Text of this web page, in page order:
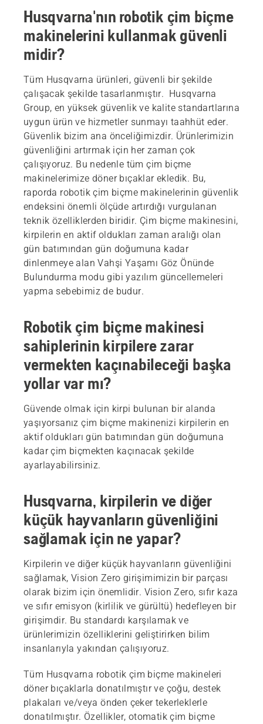
Husqvarna'nın robotik çim biçme
makinelerini kullanmak güvenli
midir?
Tüm Husqvarna ürünleri, güvenli bir şekilde
çalışacak şekilde tasarlanmıştır. Husqvarna
Group, en yüksek güvenlik ve kalite standartlarına
uygun ürün ve hizmetler sunmayı taahhüt eder.
Güvenlik bizim ana önceliğimizdir. Ürünlerimizin
güvenliğini artırmak için her zaman çok
çalışıyoruz. Bu nedenle tüm çim biçme
makinelerimize döner bıçaklar ekledik. Bu,
raporda robotik çim biçme makinelerinin güvenlik
endeksini önemli ölçüde artırdığı vurgulanan
teknik özelliklerden biridir. Çim biçme makinesini,
kirpilerin en aktif oldukları zaman aralığı olan
gün batımından gün doğumuna kadar
dinlenmeye alan Vahşi Yaşamı Göz Önünde
Bulundurma modu gibi yazılım güncellemeleri
yapma sebebimiz de budur.
Robotik çim biçme makinesi
sahiplerinin kirpilere zarar
vermekten kaçınabileceği başka
yollar var mı?
Güvende olmak için kirpi bulunan bir alanda
yaşıyorsanız çim biçme makinenizi kirpilerin en
aktif oldukları gün batımından gün doğumuna
kadar çim biçmekten kaçınacak şekilde
ayarlayabilirsiniz.
Husqvarna, kirpilerin ve diğer
küçük hayvanların güvenliğini
sağlamak için ne yapar?
Kirpilerin ve diğer küçük hayvanların güvenliğini
sağlamak, Vision Zero girişimimizin bir parçası
olarak bizim için önemlidir. Vision Zero, sıfır kaza
ve sıfır emisyon (kirlilik ve gürültü) hedefleyen bir
girişimdir. Bu standardı karşılamak ve
ürünlerimizin özelliklerini geliştirirken bilim
insanlarıyla yakından çalışıyoruz.
Tüm Husqvarna robotik çim biçme makineleri
döner bıçaklarla donatılmıştır ve çoğu, destek
plakaları ve/veya önden çeker tekerleklerle
donatılmıştır. Özellikler, otomatik çim biçme